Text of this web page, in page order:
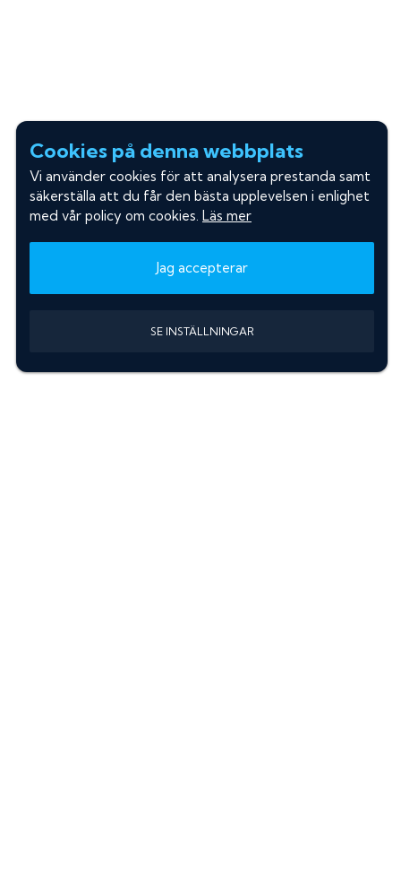
Cookies på denna webbplats
Vi använder cookies för att analysera prestanda samt
säkerställa att du får den bästa upplevelsen i enlighet
med vår policy om cookies. Läs mer
Jag accepterar
SE INSTÄLLNINGAR